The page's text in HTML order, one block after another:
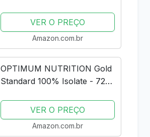
VER O PREÇO
Amazon.com.br
OPTIMUM NUTRITION Gold
Standard 100% Isolate - 720g
VER O PREÇO
Amazon.com.br